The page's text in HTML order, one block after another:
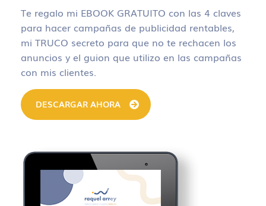
Te regalo mi EBOOK GRATUITO con las 4 claves
para hacer campañas de publicidad rentables,
mi TRUCO secreto para que no te rechacen los
anuncios y el guion que utilizo en las campañas
con mis clientes.
DESCARGAR AHORA